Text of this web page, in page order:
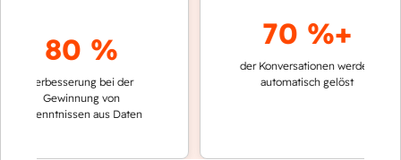
80 %
Verbesserung bei der
Gewinnung von
aus Daten
70 %+
der Konversationen werden
automatisch gelöst